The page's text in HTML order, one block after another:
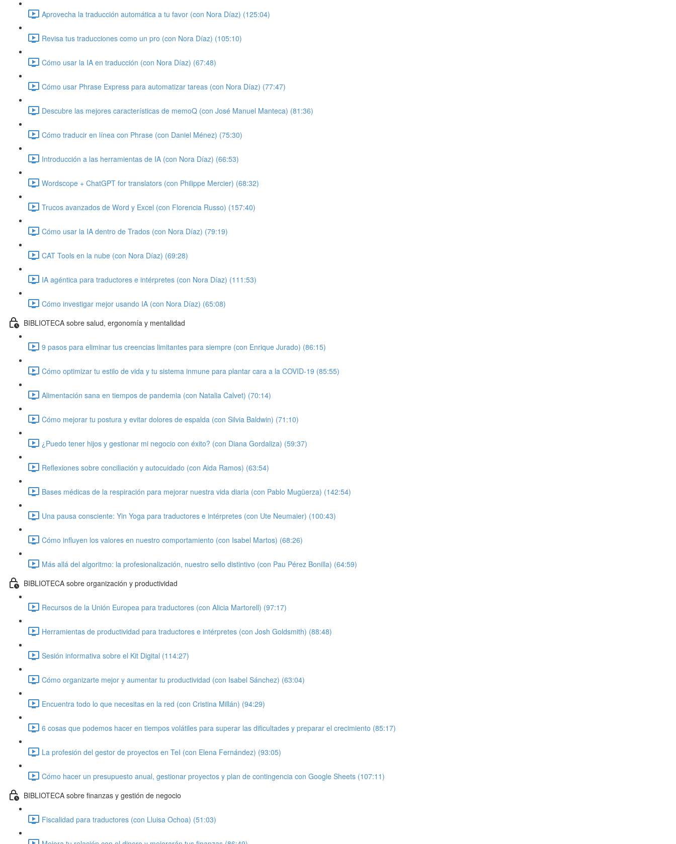
Aprovecha la traducción automática a tu favor (con Nora Díaz) (125:04)
Revisa tus traducciones como un pro (con Nora Díaz) (105:10)
Cómo usar la IA en traducción (con Nora Díaz) (67:48)
Cómo usar Phrase Express para automatizar tareas (con Nora Díaz) (77:47)
Descubre las mejores características de memoQ (con José Manuel Manteca) (81:36)
Cómo traducir en línea con Phrase (con Daniel Ménez) (75:30)
Introducción a las herramientas de IA (con Nora Díaz) (66:53)
Wordscope + ChatGPT for translators (con Philippe Mercier) (68:32)
Trucos avanzados de Word y Excel (con Florencia Russo) (157:40)
Cómo usar la IA dentro de Trados (con Nora Díaz) (79:19)
CAT Tools en la nube (con Nora Díaz) (69:28)
IA agéntica para traductores e intérpretes (con Nora Díaz) (111:53)
Cómo investigar mejor usando IA (con Nora Díaz) (65:08)
BIBLIOTECA sobre salud, ergonomía y mentalidad
9 pasos para eliminar tus creencias limitantes para siempre (con Enrique Jurado) (86:15)
Cómo optimizar tu estilo de vida y tu sistema inmune para plantar cara a la COVID-19 (85:55)
Alimentación sana en tiempos de pandemia (con Natalia Calvet) (70:14)
Cómo mejorar tu postura y evitar dolores de espalda (con Silvia Baldwin) (71:10)
¿Puedo tener hijos y gestionar mi negocio con éxito? (con Diana Gordaliza) (59:37)
Reflexiones sobre conciliación y autocuidado (con Aida Ramos) (63:54)
Bases médicas de la respiración para mejorar nuestra vida diaria (con Pablo Mugüerza) (142:54)
Una pausa consciente: Yin Yoga para traductores e intérpretes (con Ute Neumaier) (100:43)
Cómo influyen los valores en nuestro comportamiento (con Isabel Martos) (68:26)
Más allá del algoritmo: la profesionalización, nuestro sello distintivo (con Pau Pérez Bonilla) (64:59)
BIBLIOTECA sobre organización y productividad
Recursos de la Unión Europea para traductores (con Alicia Martorell) (97:17)
Herramientas de productividad para traductores e intérpretes (con Josh Goldsmith) (88:48)
Sesión informativa sobre el Kit Digital (114:27)
Cómo organizarte mejor y aumentar tu productividad (con Isabel Sánchez) (63:04)
Encuentra todo lo que necesitas en la red (con Cristina Millán) (94:29)
6 cosas que podemos hacer en tiempos volátiles para superar las dificultades y preparar el crecimiento (85:17)
La profesión del gestor de proyectos en TeI (con Elena Fernández) (93:05)
Cómo hacer un presupuesto anual, gestionar proyectos y plan de contingencia con Google Sheets (107:11)
BIBLIOTECA sobre finanzas y gestión de negocio
Fiscalidad para traductores (con Lluisa Ochoa) (51:03)